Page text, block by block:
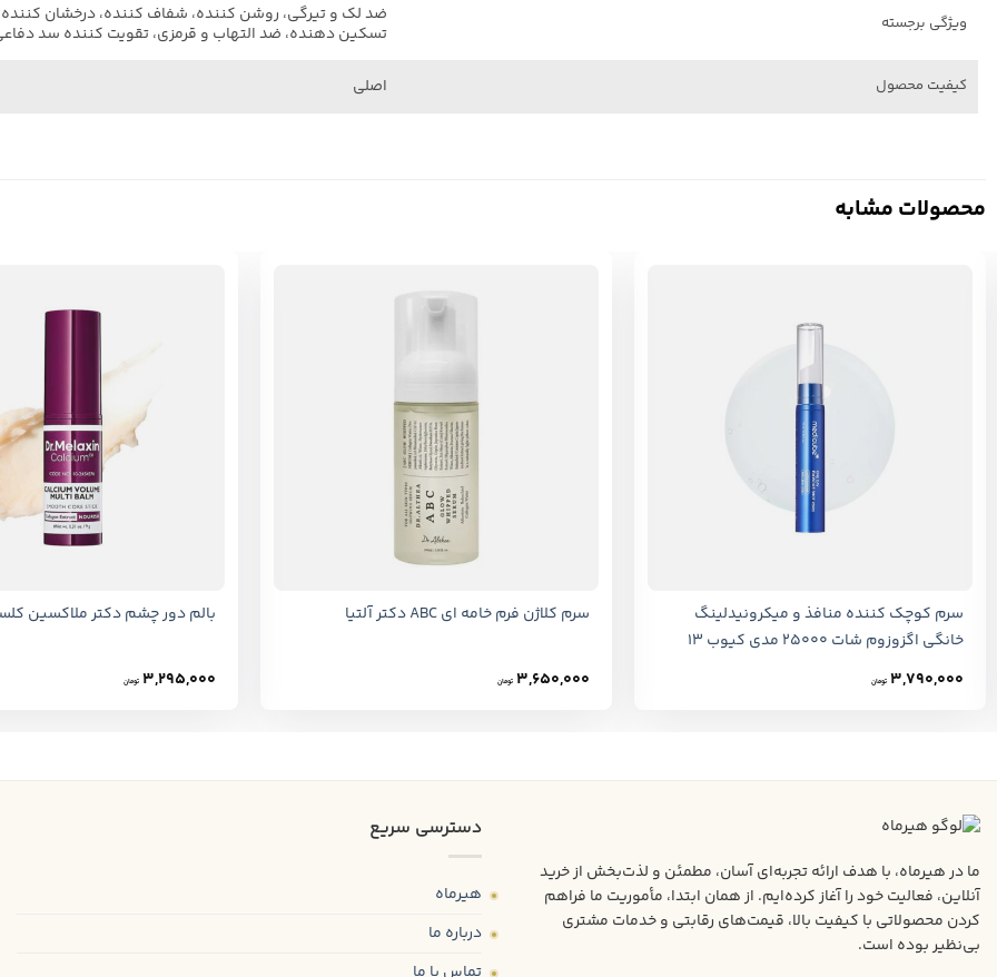
ویژگی برجسته
ضد لک و تیرگی، روشن کننده، شفاف کننده، درخشان
تسکین دهنده، ضد التهاب و قرمزی، تقویت کننده سد
کیفیت محصول اصلی
محصولات مشابه
سرم کوچک کننده منافذ و میکرونیدلینگ
خانگی اگزوزوم شات 25000 مدی کیوب 13
میلی لیتر
3,790,000 تومان
سرم کلاژن فرم خامه ای ABC دکتر آلتیا
3,650,000 تومان
بالم دور چشم دکتر ملاکسین
3,295,000 تومان
ما در هیرماه، با هدف ارائه تجربه‌ای آسان، مطمئن و لذت‌بخش از خرید
آنلاین، فعالیت خود را آغاز کرده‌ایم. از همان ابتدا، مأموریت ما فراهم
کردن محصولاتی با کیفیت بالا، قیمت‌های رقابتی و خدمات مشتری
بی‌نظیر بوده است.
دسترسی سریع
هیرماه
درباره ما